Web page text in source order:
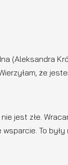
(Aleksandra
że
jest złe.
To